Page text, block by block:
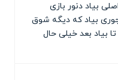
بیاد دنور بازی
بیاد که دیگه شوق
بیاد بعد خیلی حال